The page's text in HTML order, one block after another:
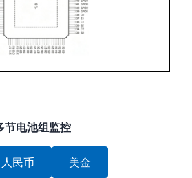
节电池组监控
人民币 美金